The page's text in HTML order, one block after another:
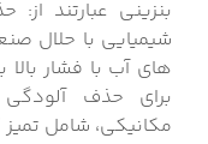
بنزینی عبارتند از:
شیمیایی با حلال
های آب با فشار
برای حذف
مکانیکی، شامل